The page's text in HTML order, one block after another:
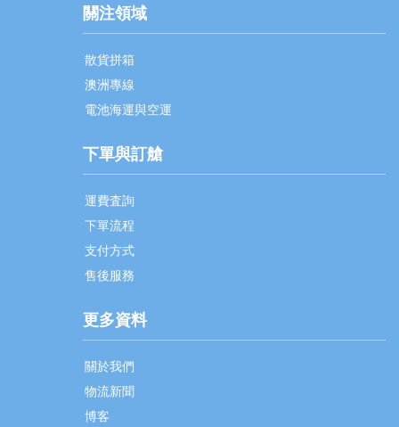
關注領域
散貨拼箱
澳洲專線
電池海運與空運
下單與訂艙
運費査詢
下單流程
支付方式
售後服務
更多資料
關於我們
物流新聞
博客